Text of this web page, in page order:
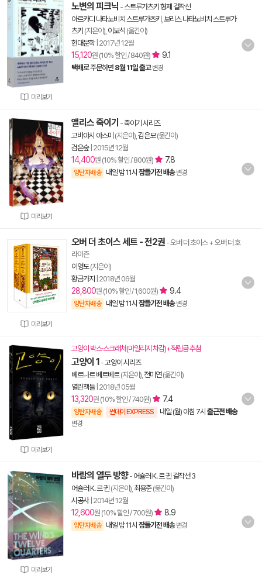
미리보기
노변의 피크닉 -스트루가츠키 형제 걸작선
아르카디 나타노비치 스트루가츠키 보리스 나타노비치 스트루가
츠키 (지은이), 이보석 (옮긴이)
현대문학| 2017년 12월
15,120원 (10% 할인 / 840원) 9.1
택배로 주문하면 8월 11일 출고 변경
미리보기
앨리스 죽이기 -죽이기 시리즈
고바야시 야스미 (지은이), 김은모(옮긴이)
검은숲| 2015년 12월
14,400원 (10% 할인 / 800원) 7.8
양탄자배송 내일 밤 11시 잠들기전 배송 변경
미리보기
오버 더 초이스 세트 - 전2권 - 오버 더 초이스 + 오버 더 호
라이즌
이영도(지은이)
황금가지
2018년 06월
28,800원 (10% 할인 / 1,600원) 9.4
양탄자배송 내일 밤 11시 잠들기전 배송 변경
미리보기
고양이 박스·스크래쳐(마일리지 차감)+적립금 추첨
고양이 1 -고양이 시리즈
베르나르 베르베르(지은이), 전미연(옮긴이)
열린책들| 2018년 05월
13,320원 (10% 할인 / 740원) 7.4
양탄자배송 썬데이 EXPRESS 내일 (월) 아침 7시 출근전 배송
변경
미리보기
바람의 열두 방향- 어슐러 K. 르 귄 걸작선 3
어슐러 K. 르 귄 (지은이), 최용준(옮긴이)
시공사| 2014년 12월
12,600원 (10% 할인 / 700원) 8.9
양탄자배송 내일 밤 11시 잠들기전 배송 변경